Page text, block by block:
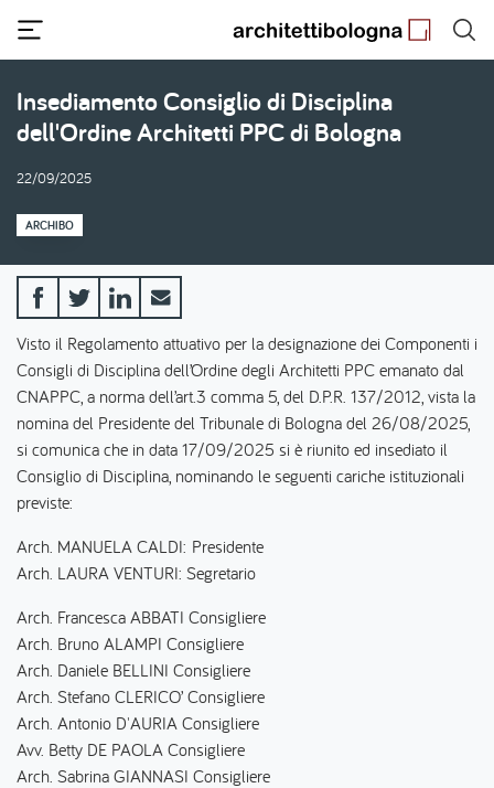
contenuto
principale
Insediamento Consiglio di Disciplina
dell'Ordine Architetti PPC di Bologna
22/09/2025
ARCHIBO
Visto il Regolamento attuativo per la designazione dei Componenti i
Consigli di Disciplina dell’Ordine degli Architetti PPC emanato dal
CNAPPC, a norma dell’art.3 comma 5, del D.P.R. 137/2012, vista la
nomina del Presidente del Tribunale di Bologna del 26/08/2025,
si comunica che in data 17/09/2025 si è riunito ed insediato il
Consiglio di Disciplina, nominando le seguenti cariche istituzionali
previste:
Arch. MANUELA CALDI: Presidente
Arch. LAURA VENTURI: Segretario
Arch. Francesca ABBATI Consigliere
Arch. Bruno ALAMPI Consigliere
Arch. Daniele BELLINI Consigliere
Arch. Stefano CLERICO’ Consigliere
Arch. Antonio D'AURIA Consigliere
Avv. Betty DE PAOLA Consigliere
Arch. Sabrina GIANNASI Consigliere